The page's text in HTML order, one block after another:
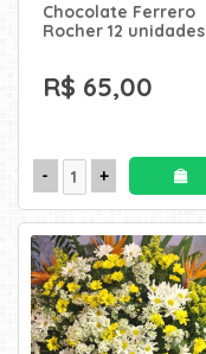
Chocolate Ferrero
Rocher 12 unidades
R$ 65,00